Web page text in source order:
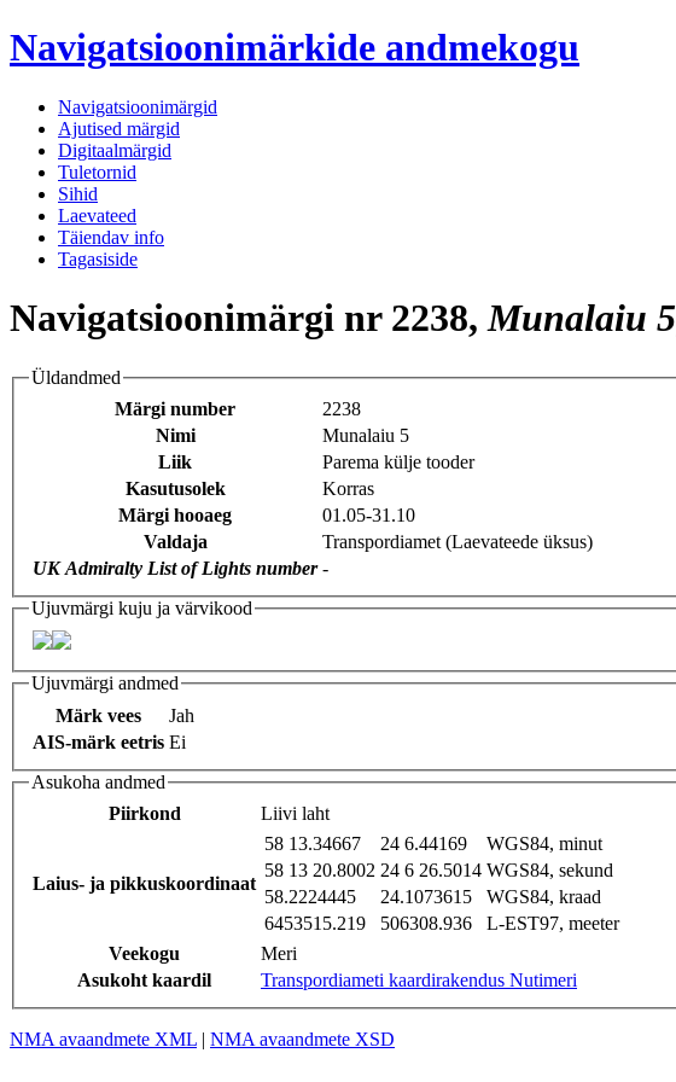
Navigatsioonimärkide andmekogu
Navigatsioonimärgid
Ajutised märgid
Digitaalmärgid
Tuletornid
Sihid
Laevateed
Täiendav info
Tagasiside
Navigatsioonimärgi nr 2238,Munalaiu 5
Üldandmed
Märgi number
2238
Nimi
Munalaiu 5
Liik
Parema külje tooder
Kasutusolek
Korras
Märgi hooaeg
01.05-31.10
Valdaja
Transpordiamet (Laevateede üksus)
UK Admiralty List of Lights number -
Ujuvmärgi kuju ja värvikood
Ujuvmärgi andmed
Märk vees
Jah
AIS-märk eetris Ei
Asukoha andmed
Piirkond
Liivi laht
Laius- ja pikkuskoordinaat
58 13.34667 24 6.44169
WGS84, minut
58 13 20.8002 24 6 26.5014 WGS84, sekund
58.2224445
24.1073615
WGS84, kraad
6453515.219
506308.936
L-EST97, meeter
Veekogu
Meri
Asukoht kaardil
Transpordiameti kaardirakendus Nutimeri
NMA avaandmete XML | NMA avaandmete XSD